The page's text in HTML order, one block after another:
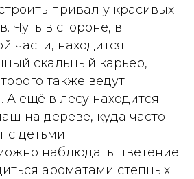
привал у красивых
Чуть в стороне, в
части, находится
скальный карьер,
также ведут
А ещё в лесу находится
на дереве, куда часто
с детьми.
наблюдать цветение
ароматами степных